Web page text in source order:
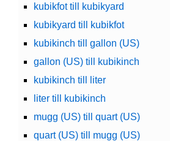
kubikfot till kubikyard
kubikyard till kubikfot
kubikinch till gallon (US)
gallon (US) till kubikinch
kubikinch till liter
liter till kubikinch
mugg (US) till quart (US)
quart (US) till mugg (US)